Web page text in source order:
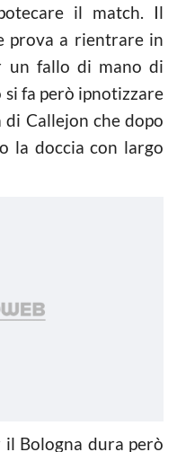
il match. Il
prova a rientrare in
un fallo di mano di
si fa però ipnotizzare
Callejon che dopo
la doccia con largo
Bologna dura però